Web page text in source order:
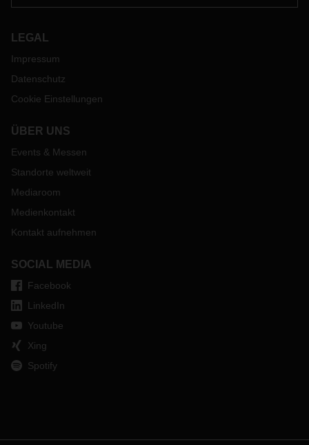
LEGAL
Impressum
Datenschutz
Cookie Einstellungen
ÜBER UNS
Events & Messen
Standorte weltweit
Mediaroom
Medienkontakt
Kontakt aufnehmen
SOCIAL MEDIA
Facebook
LinkedIn
Youtube
Xing
Spotify